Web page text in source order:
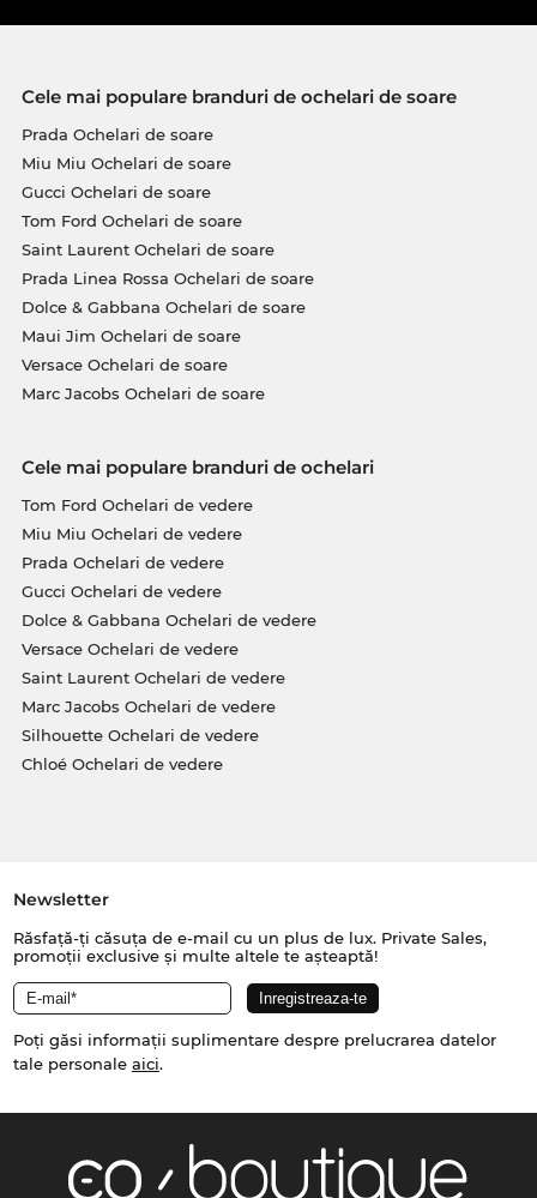
Cele mai populare branduri de ochelari de soare
Prada Ochelari de soare
Miu Miu Ochelari de soare
Gucci Ochelari de soare
Tom Ford Ochelari de soare
Saint Laurent Ochelari de soare
Prada Linea Rossa Ochelari de soare
Dolce & Gabbana Ochelari de soare
Maui Jim Ochelari de soare
Versace Ochelari de soare
Marc Jacobs Ochelari de soare
Cele mai populare branduri de ochelari
Tom Ford Ochelari de vedere
Miu Miu Ochelari de vedere
Prada Ochelari de vedere
Gucci Ochelari de vedere
Dolce & Gabbana Ochelari de vedere
Versace Ochelari de vedere
Saint Laurent Ochelari de vedere
Marc Jacobs Ochelari de vedere
Silhouette Ochelari de vedere
Chloé Ochelari de vedere
Newsletter
Răsfață-ți căsuța de e-mail cu un plus de lux. Private Sales,
promoții exclusive și multe altele te așteaptă!
Poți găsi informații suplimentare despre prelucrarea datelor
tale personale aici.